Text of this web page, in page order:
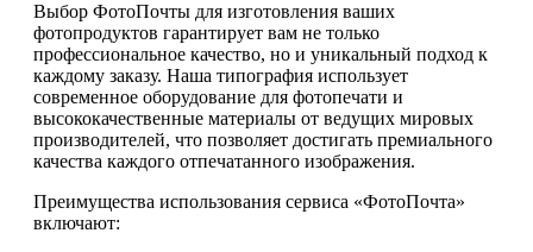
Выбор ФотоПочты для изготовления ваших
фотопродуктов гарантирует вам не только
профессиональное качество, но и уникальный подход к
каждому заказу. Наша типография использует
современное оборудование для фотопечати и
высококачественные материалы от ведущих мировых
производителей, что позволяет достигать премиального
качества каждого отпечатанного изображения.
Преимущества использования сервиса «ФотоПочта»
включают: